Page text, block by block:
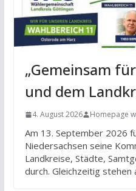
„Gemeinsam
und dem
4. August 2026 Homepage
Am 13. September 2026
Niedersachsen seine
Landkreise, Städte,
durch. Gleichzeitig stehen